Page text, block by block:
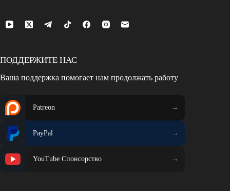
ПОДДЕРЖИТЕ НАС
Ваша поддержка помогает нам продолжать работу
Patreon
PayPal
YouTube Спонсорство